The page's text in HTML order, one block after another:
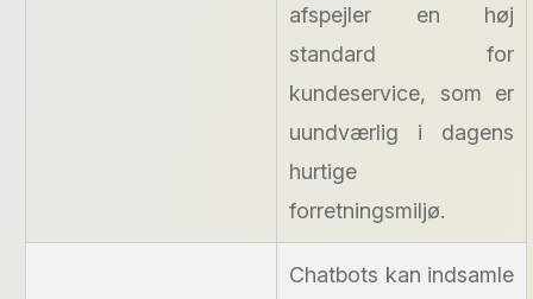
afspejler en høj
standard for
kundeservice, som er
uundværlig i dagens
hurtige
forretningsmiljø.
Chatbots kan indsamle